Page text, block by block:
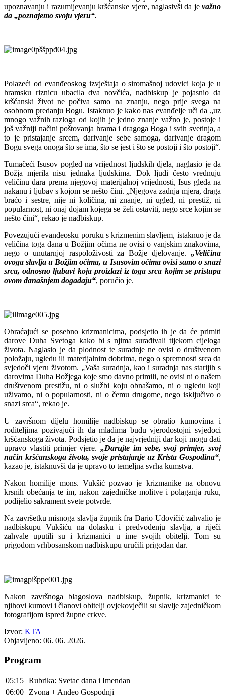
upoznavanju i razumijevanju kršćanske vjere, naglasivši da je važno
da „poznajemo svoju vjeru“.
Polazeći od evanđeoskog izvještaja o siromašnoj udovici koja je u
hramsku riznicu ubacila dva novčića, nadbiskup je pojasnio da
kršćanski život ne počiva samo na znanju, nego prije svega na
osobnom predanju Bogu. Istaknuo je kako nas evanđelje uči da „uz
mnogo važnih razloga od kojih je jedno znanje važno je, postoje i
još važniji načini poštovanja hrama i dragoga Boga i svih svetinja, a
to je pristajanje srcem, darivanje sebe samoga, darivanje dragom
Bogu svega onoga što se ima, što se jest i što se postoji i što postoji“.
Tumačeći Isusov pogled na vrijednost ljudskih djela, naglasio je da
Božja mjerila nisu jednaka ljudskima. Dok ljudi često vrednuju
veličinu dara prema njegovoj materijalnoj vrijednosti, Isus gleda na
nakanu i ljubav s kojom se nešto čini. „Njegova zadnja mjera, draga
braćo i sestre, nije ni količina, ni znanje, ni ugled, ni prestiž, ni
popularnost, ni onaj dojam kojega se želi ostaviti, nego srce kojim se
nešto čini“, rekao je nadbiskup.
Povezujući evanđeosku poruku s krizmenim slavljem, istaknuo je da
veličina toga dana u Božjim očima ne ovisi o vanjskim znakovima,
nego o unutarnjoj raspoloživosti za Božje djelovanje. „Veličina
ovoga slavlja u Božjim očima, u Isusovim očima ovisi samo o snazi
srca, odnosno ljubavi koja proizlazi iz toga srca kojim se pristupa
ovom današnjem događaju“, poručio je.
Obraćajući se posebno krizmanicima, podsjetio ih je da će primiti
darove Duha Svetoga kako bi s njima surađivali tijekom cijeloga
života. Naglasio je da plodnost te suradnje ne ovisi o društvenom
položaju, ugledu ili materijalnim dobrima, nego o spremnosti srca da
svjedoči vjeru životom. „Vaša suradnja, kao i suradnja nas starijih s
darovima Duha Božjega koje smo davno primili, ne ovisi ni o našem
društvenom prestižu, ni o službi koju obnašamo, ni o ugledu koji
uživamo, ni o popularnosti, ni o čemu drugome, nego isključivo o
snazi srca“, rekao je.
U završnom dijelu homilije nadbiskup se obratio kumovima i
roditeljima pozivajući ih da mladima budu vjerodostojni svjedoci
kršćanskoga života. Podsjetio je da je najvrjedniji dar koji mogu dati
upravo vlastiti primjer vjere.„Darujte im sebe, svoj primjer, svoj
način kršćanskoga života, svoje pristajanje uz Krista Gospodina“,
kazao je, istaknuvši da je upravo to temeljna svrha kumstva.
Nakon homilije mons. Vukšić pozvao je krizmanike na obnovu
krsnih obećanja te im, nakon zajedničke molitve i polaganja ruku,
podijelio sakrament svete potvrde.
Na završetku misnoga slavlja župnik fra Dario Udovičić zahvalio je
nadbiskupu Vukšiću na dolasku i predvođenju slavlja, a riječi
zahvale uputili su i krizmanici u ime svojih obitelji. Tom su
prigodom vrhbosanskom nadbiskupu uručili prigodan dar.
Nakon završnoga blagoslova nadbiskup, župnik, krizmanici te
njihovi kumovi i članovi obitelji ovjekovječili su slavlje zajedničkom
fotografijom ispred župne crkve.
Izvor: KTA
Objavljeno: 06. 06. 2026.
Program
05:15 Rubrika: Svetac dana i Imendan
06:00
Zvona + Anđeo Gospodnji